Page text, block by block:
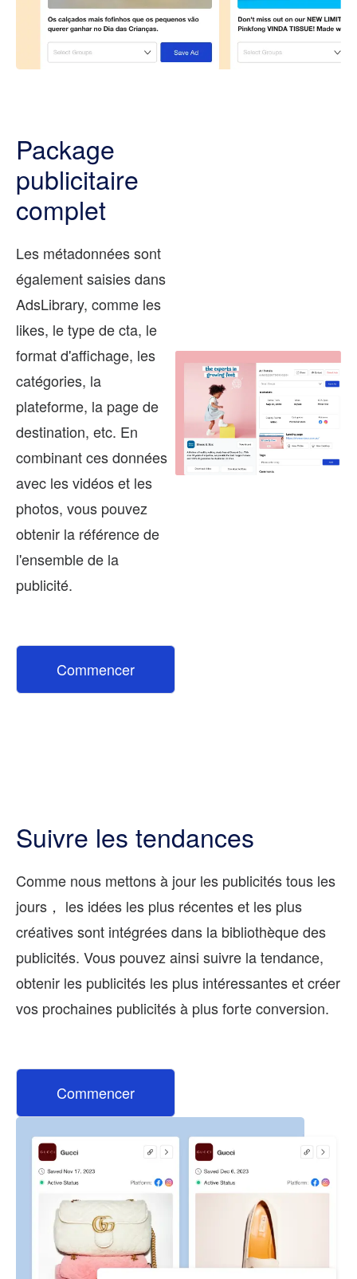
Package
publicitaire
complet
Les métadonnées sont
également saisies dans
AdsLibrary, comme les
likes, le type de cta, le
format d'affichage, les
catégories, la
plateforme, la page de
destination, etc. En
combinant ces données
avec les vidéos et les
photos, vous pouvez
obtenir la référence de
l'ensemble de la
publicité.
Commencer
Suivre les tendances
Comme nous mettons à jour les publicités tous les
jours， les idées les plus récentes et les plus
créatives sont intégrées dans la bibliothèque des
publicités. Vous pouvez ainsi suivre la tendance,
obtenir les publicités les plus intéressantes et créer
vos prochaines publicités à plus forte conversion.
Commencer